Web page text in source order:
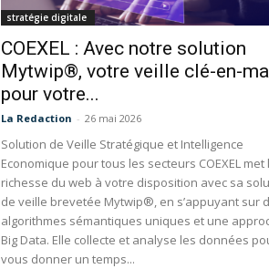
stratégie digitale
COEXEL : Avec notre solution
Mytwip®, votre veille clé-en-
pour votre...
La Redaction - 26 mai 2026
Solution de Veille Stratégique et Intelligence
Economique pour tous les secteurs COEXEL met
richesse du web à votre disposition avec sa
de veille brevetée Mytwip®, en s’appuyant sur
algorithmes sémantiques uniques et une
Big Data. Elle collecte et analyse les données
vous donner un temps...